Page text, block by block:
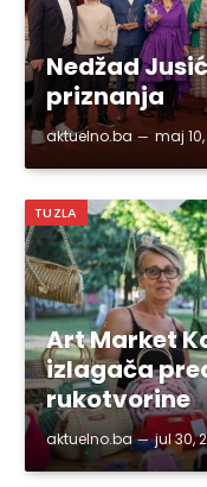
Nedžad
priznanja
aktuelno.ba maj
TUZLA
Art Market
izlagača
rukotvorine
aktuelno.ba jul 30,